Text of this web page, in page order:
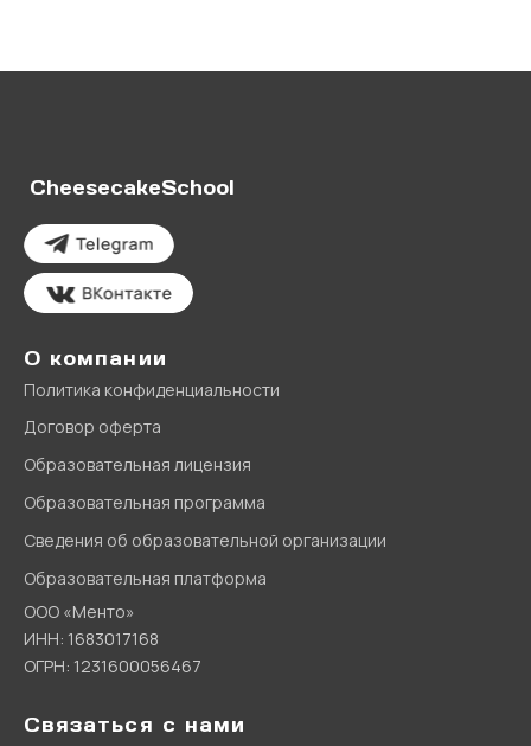
CheesecakeSchool
О компании
Политика конфиденциальности
Договор оферта
Образовательная лицензия
Образовательная программа
Сведения об образовательной организации
Образовательная платформа
ООО «Менто»
ИНН: 1683017168
ОГРН: 1231600056467
Связаться с нами